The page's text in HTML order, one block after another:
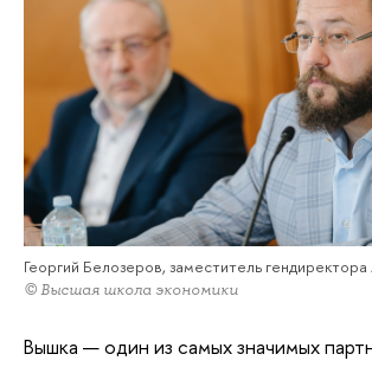
Георгий Белозеров, заместитель
© Высшая школа экономики
Вышка — один из самых значимых